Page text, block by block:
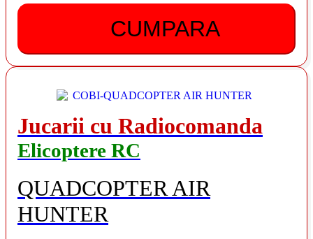
CUMPARA
Jucarii cu Radiocomanda
Elicoptere RC
QUADCOPTER AIR
HUNTER